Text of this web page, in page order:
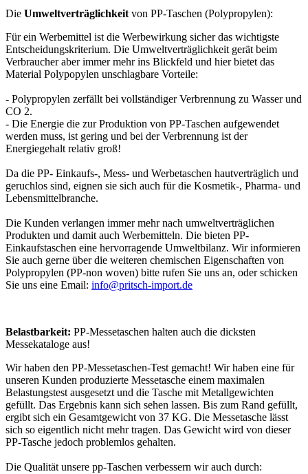
Die Umweltverträglichkeit von PP-Taschen (Polypropylen):
Für ein Werbemittel ist die Werbewirkung sicher das wichtigste
Entscheidungskriterium. Die Umweltverträglichkeit gerät beim
Verbraucher aber immer mehr ins Blickfeld und hier bietet das
Material Polypopylen unschlagbare Vorteile:
- Polypropylen zerfällt bei vollständiger Verbrennung zu Wasser und
CO 2.
- Die Energie die zur Produktion von PP-Taschen aufgewendet
werden muss, ist gering und bei der Verbrennung ist der
Energiegehalt relativ groß!
Da die PP- Einkaufs-, Mess- und Werbetaschen hautverträglich und
geruchlos sind, eignen sie sich auch für die Kosmetik-, Pharma- und
Lebensmittelbranche.
Die Kunden verlangen immer mehr nach umweltverträglichen
Produkten und damit auch Werbemitteln. Die bieten PP-
Einkaufstaschen eine hervorragende Umweltbilanz. Wir informieren
Sie auch gerne über die weiteren chemischen Eigenschaften von
Polypropylen (PP-non woven) bitte rufen Sie uns an, oder schicken
Sie uns eine Email: info@pritsch-import.de
Belastbarkeit: PP-Messetaschen halten auch die dicksten
Messekataloge aus!
Wir haben den PP-Messetaschen-Test gemacht! Wir haben eine für
unseren Kunden produzierte Messetasche einem maximalen
Belastungstest ausgesetzt und die Tasche mit Metallgewichten
gefüllt. Das Ergebnis kann sich sehen lassen. Bis zum Rand gefüllt,
ergibt sich ein Gesamtgewicht von 37 KG. Die Messetasche lässt
sich so eigentlich nicht mehr tragen. Das Gewicht wird von dieser
PP-Tasche jedoch problemlos gehalten.
Die Qualität unsere pp-Taschen verbessern wir auch durch: